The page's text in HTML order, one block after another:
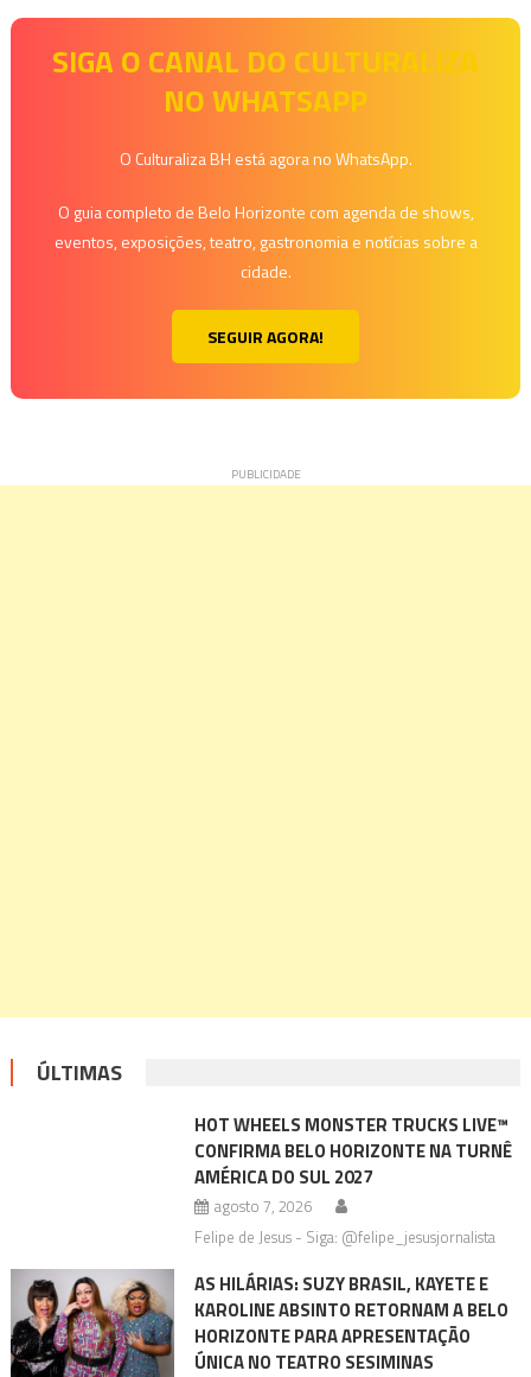
posts
SIGA O CANAL DO CULTURALIZA
NO WHATSAPP
O Culturaliza BH está agora no WhatsApp.
O guia completo de Belo Horizonte com agenda de shows,
eventos, exposições, teatro, gastronomia e notícias sobre a
cidade.
SEGUIR AGORA!
ÚLTIMAS
HOT WHEELS MONSTER TRUCKS LIVE™
CONFIRMA BELO HORIZONTE NA TURNÊ
AMÉRICA DO SUL 2027
agosto 7, 2026
Felipe de Jesus - Siga: @felipe_jesusjornalista
AS HILÁRIAS: SUZY BRASIL, KAYETE E
KAROLINE ABSINTO RETORNAM A BELO
HORIZONTE PARA APRESENTAÇÃO
ÚNICA NO TEATRO SESIMINAS